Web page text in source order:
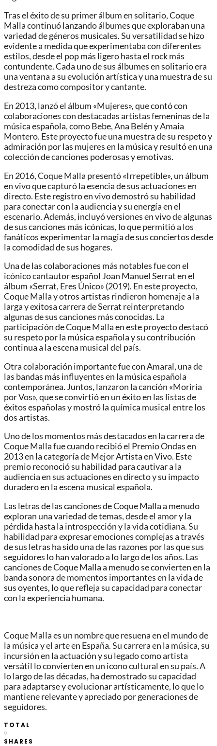
Tras el éxito de su primer álbum en solitario, Coque
Malla continuó lanzando álbumes que exploraban una
variedad de géneros musicales. Su versatilidad se hizo
evidente a medida que experimentaba con diferentes
estilos, desde el pop más ligero hasta el rock más
contundente. Cada uno de sus álbumes en solitario era
una ventana a su evolución artística y una muestra de su
destreza como compositor y cantante.
En 2013, lanzó el álbum «Mujeres», que contó con
colaboraciones con destacadas artistas femeninas de la
música española, como Bebe, Ana Belén y Amaia
Montero. Este proyecto fue una muestra de su respeto y
admiración por las mujeres en la música y resultó en una
colección de canciones poderosas y emotivas.
En 2016, Coque Malla presentó «Irrepetible», un álbum
en vivo que capturó la esencia de sus actuaciones en
directo. Este registro en vivo demostró su habilidad
para conectar con la audiencia y su energía en el
escenario. Además, incluyó versiones en vivo de algunas
de sus canciones más icónicas, lo que permitió a los
fanáticos experimentar la magia de sus conciertos desde
la comodidad de sus hogares.
Una de las colaboraciones más notables fue con el
icónico cantautor español Joan Manuel Serrat en el
álbum «Serrat, Eres Único» (2019). En este proyecto,
Coque Malla y otros artistas rindieron homenaje a la
larga y exitosa carrera de Serrat reinterpretando
algunas de sus canciones más conocidas. La
participación de Coque Malla en este proyecto destacó
su respeto por la música española y su contribución
continua a la escena musical del país.
Otra colaboración importante fue con Amaral, una de
las bandas más influyentes en la música española
contemporánea. Juntos, lanzaron la canción «Moriría
por Vos», que se convirtió en un éxito en las listas de
éxitos españolas y mostró la química musical entre los
dos artistas.
Uno de los momentos más destacados en la carrera de
Coque Malla fue cuando recibió el Premio Ondas en
2013 en la categoría de Mejor Artista en Vivo. Este
premio reconoció su habilidad para cautivar a la
audiencia en sus actuaciones en directo y su impacto
duradero en la escena musical española.
Las letras de las canciones de Coque Malla a menudo
exploran una variedad de temas, desde el amor y la
pérdida hasta la introspección y la vida cotidiana. Su
habilidad para expresar emociones complejas a través
de sus letras ha sido una de las razones por las que sus
seguidores lo han valorado a lo largo de los años. Las
canciones de Coque Malla a menudo se convierten en la
banda sonora de momentos importantes en la vida de
sus oyentes, lo que refleja su capacidad para conectar
con la experiencia humana.
Coque Malla es un nombre que resuena en el mundo de
la música y el arte en España. Su carrera en la música, su
incursión en la actuación y su legado como artista
versátil lo convierten en un icono cultural en su país. A
lo largo de las décadas, ha demostrado su capacidad
para adaptarse y evolucionar artísticamente, lo que lo
mantiene relevante y apreciado por generaciones de
seguidores.
TOTAL
0
SHARES